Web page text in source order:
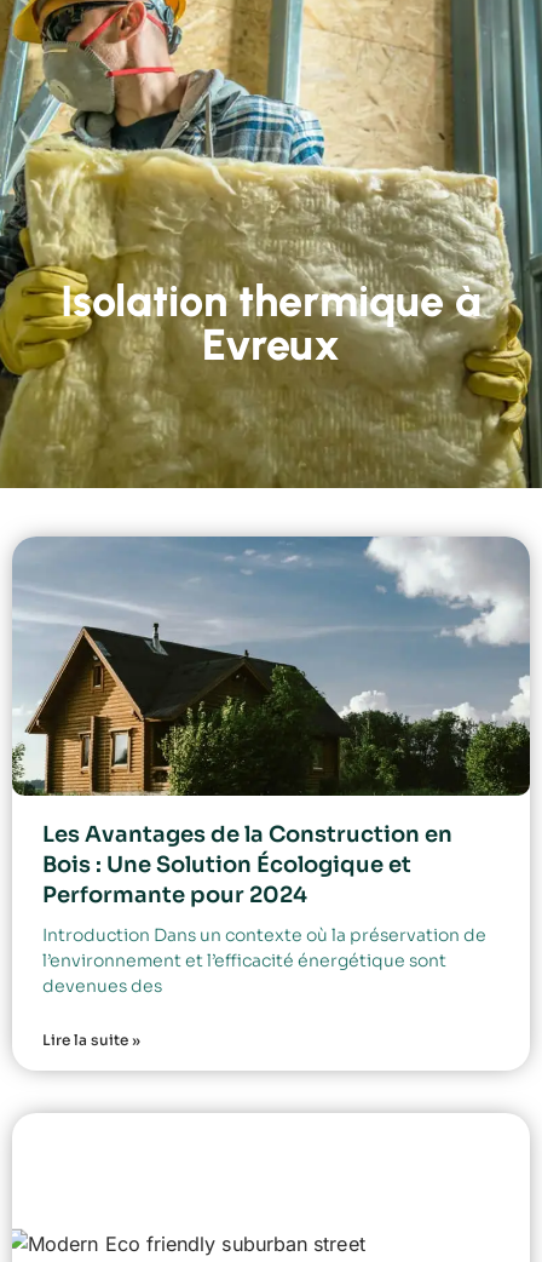
Isolation thermique à
Evreux
Les Avantages de la Construction en
Bois : Une Solution Écologique et
Performante pour 2024
Introduction Dans un contexte où la préservation de
l’environnement et l’efficacité énergétique sont
devenues des
Lire la suite »